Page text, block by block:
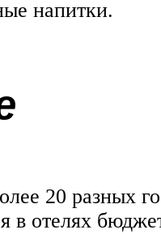
напитки.
20 разных
в отелях